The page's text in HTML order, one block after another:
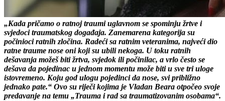
„Kada pričamo o ratnoj traumi uglavnom se spominju žrtve i
svjedoci traumatskog događaja. Zanemarena kategorija su
počinioci ratnih zločina. Radeći sa ratnim veteranima, najveći dio
ratne traume nose oni koji su ubili nekoga. U toku ratnih
dešavanja možeš biti žrtva, svjedok ili počinilac, a vrlo često se
dešava da pojedinac u jednom momentu može biti u sve tri uloge
istovremeno. Koju god ulogu pojedinci da nose, svi približno
jednako pate.“ Ovo su riječi kojima je Vladan Beara otpočeo svoje
predavanje na temu „Trauma i rad sa traumatizovanim osobama“.